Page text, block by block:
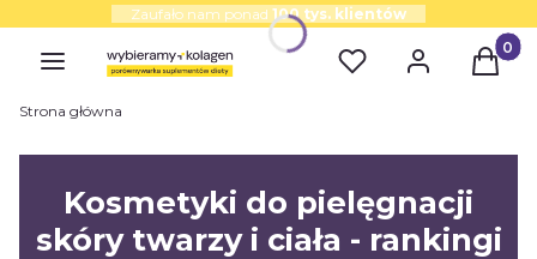
Zaufało nam ponad 100 tys. klientów
Strona główna
Kosmetyki do pielęgnacji
skóry twarzy i ciała - rankingi